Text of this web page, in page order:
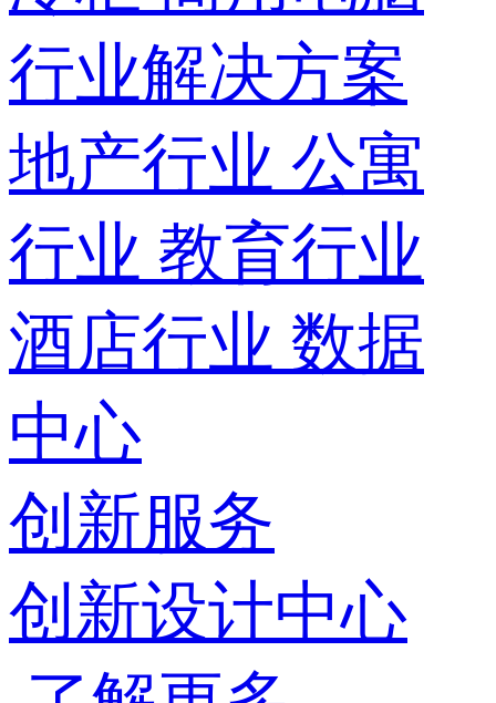
行业解决方案
地产行业 公寓
行业 教育行业
酒店行业 数据
中心
创新服务
创新设计中心